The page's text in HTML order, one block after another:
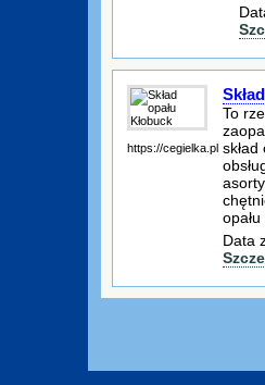
https://cegielka.pl
To
Data